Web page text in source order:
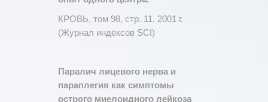
КРОВЬ, том 98, стр. 11, 2001 г.
(Журнал индексов SCI)
Паралич лицевого нерва и
параплегия как симптомы
острого миелоидного лейкоза